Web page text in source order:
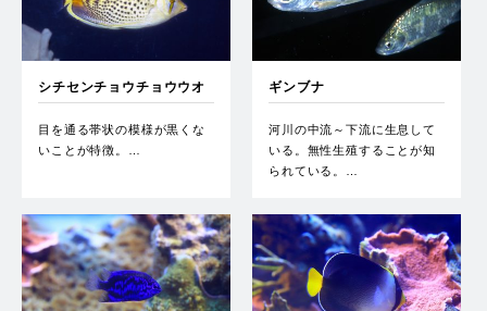
シチセンチョウチョウウオ
目を通る帯状の模様が黒くな
いことが特徴。…
ギンブナ
河川の中流～下流に生息して
いる。無性生殖することが知
られている。…